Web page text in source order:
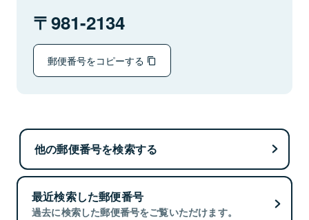
981-2134
郵便番号をコピーする
他の郵便番号を検索する
最近検索した郵便番号
過去に検索した郵便番号をご覧いただけます。